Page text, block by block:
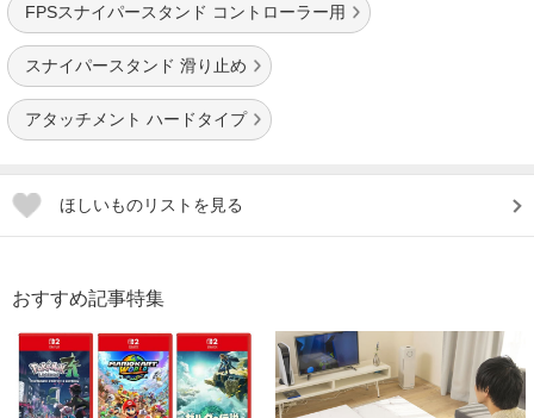
FPSスナイパースタンド コントローラー用
スナイパースタンド 滑り止め
アタッチメント ハードタイプ
ほしいものリストを見る
おすすめ記事特集